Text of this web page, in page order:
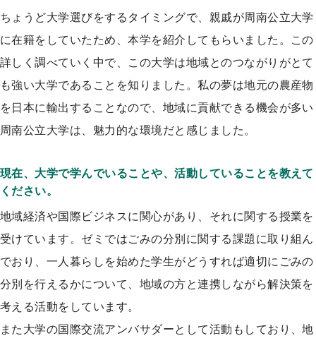
ちょうど大学選びをするタイミングで、親戚が周南公立大学
に在籍をしていたため、本学を紹介してもらいました。この
詳しく調べていく中で、この大学は地域とのつながりがとて
も強い大学であることを知りました。私の夢は地元の農産物
を日本に輸出することなので、地域に貢献できる機会が多い
周南公立大学は、魅力的な環境だと感じました。
現在、大学で学んでいることや、活動していることを教えて
ください。
地域経済や国際ビジネスに関心があり、それに関する授業を
受けています。ゼミではごみの分別に関する課題に取り組ん
でおり、一人暮らしを始めた学生がどうすれば適切にごみの
分別を行えるかについて、地域の方と連携しながら解決策を
考える活動をしています。
また大学の国際交流アンバサダーとして活動もしており、地